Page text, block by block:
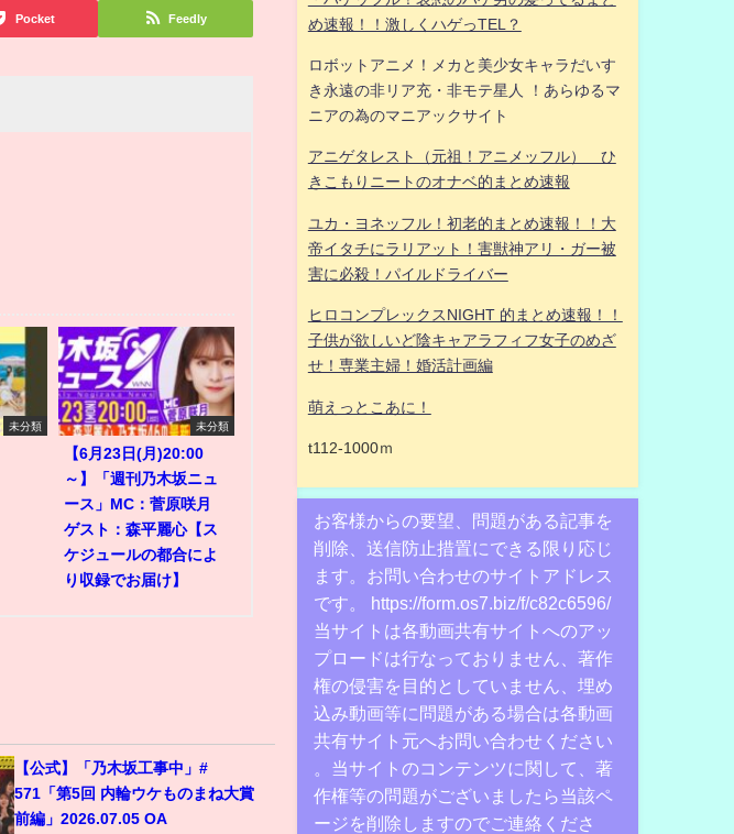
Pocket Feedly
未分類 未分類
【6月23日(月)20:00
～】「週刊乃木坂ニュ
ース」MC：菅原咲月
ゲスト：森平麗心【ス
ケジュールの都合によ
り収録でお届け】
【公式】「乃木坂工事中」#
571「第5回 内輪ウケものまね大賞
前編」2026.07.05 OA
め速報！！激しくハゲっTEL？
ロボットアニメ！メカと美少女キャラだいす
き永遠の非リア充・非モテ星人 ！あらゆるマ
ニアの為のマニアックサイト
アニゲタレスト（元祖！アニメッフル） ひ
きこもりニートのオナベ的まとめ速報
ユカ・ヨネッフル！初老的まとめ速報！！大
帝イタチにラリアット！害獣神アリ・ガー被
害に必殺！パイルドライバー
ヒロコンプレックスNIGHT 的まとめ速報！！
子供が欲しいど陰キャアラフィフ女子のめざ
せ！専業主婦！婚活計画編
萌えっとこあに！
t112-1000ｍ
お客様からの要望、問題がある記事を
削除、送信防止措置にできる限り応じ
ます。お問い合わせのサイトアドレス
です。 https://form.os7.biz/f/c82c6596/
当サイトは各動画共有サイトへのアッ
プロードは行なっておりません、著作
権の侵害を目的としていません、埋め
込み動画等に問題がある場合は各動画
共有サイト元へお問い合わせください
。当サイトのコンテンツに関して、著
作権等の問題がございましたら当該ペ
ージを削除しますのでご連絡くださ